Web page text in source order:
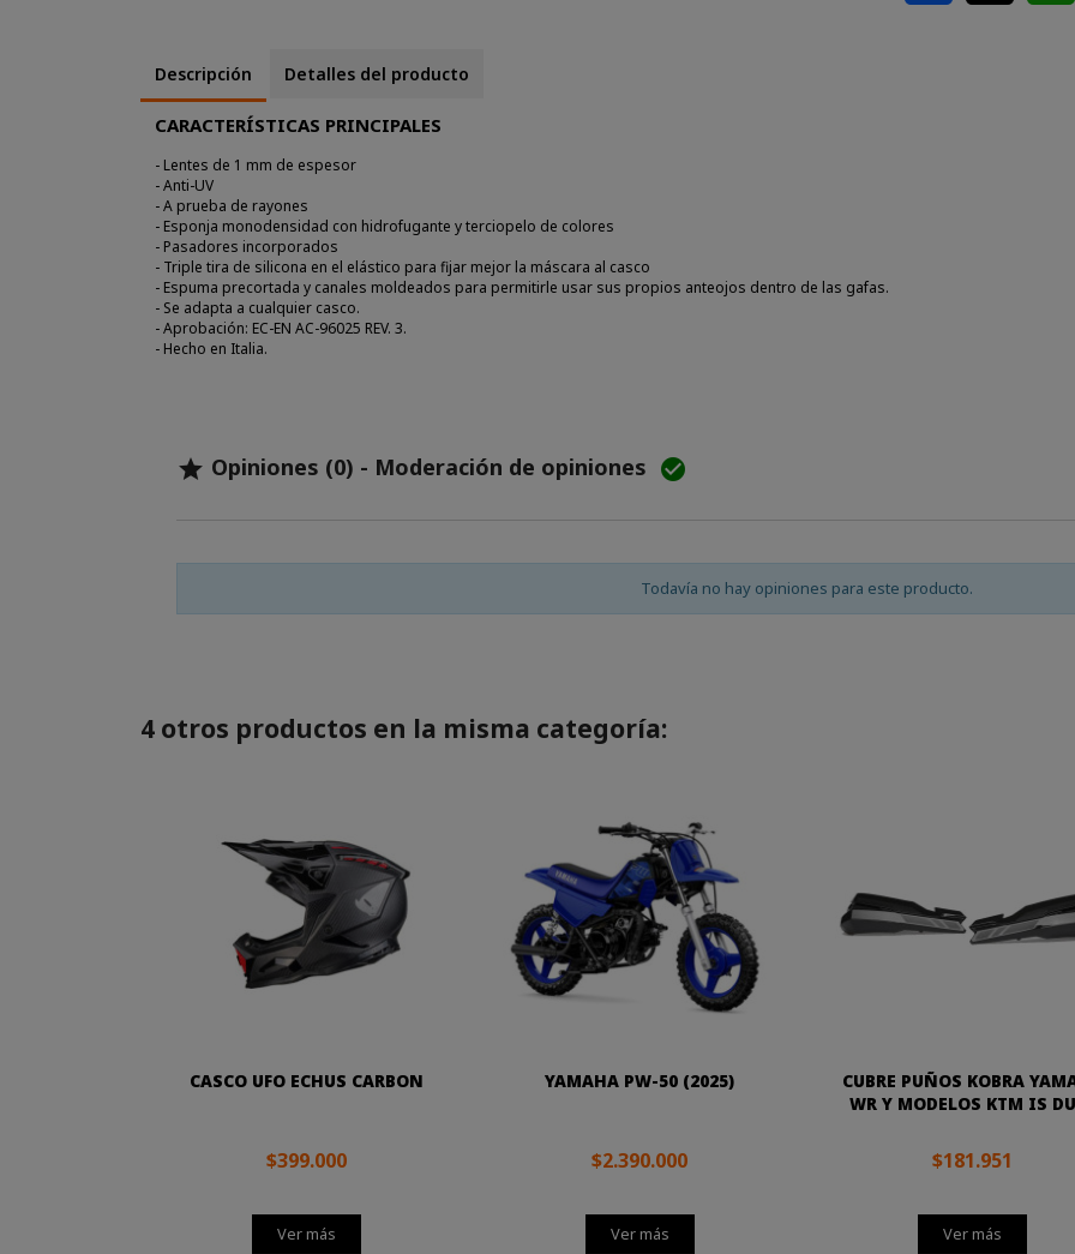
Descripción Detalles del producto
CARACTERÍSTICAS PRINCIPALES
- Lentes de 1 mm de espesor
- Anti-UV
- A prueba de rayones
- Esponja monodensidad con hidrofugante y terciopelo de colores
- Pasadores incorporados
- Triple tira de silicona en el elástico para fijar mejor la máscara al casco
- Espuma precortada y canales moldeados para permitirle usar sus propios anteojos dentro de las gafas.
- Se adapta a cualquier casco.
- Aprobación: EC-EN AC-96025 REV. 3.
- Hecho en Italia.
 Opiniones (0) - Moderación de opiniones 
Todavía no hay opiniones para este producto.
4 otros productos en la misma categoría:
CASCO UFO ECHUS CARBON
$399.000
Ver más
YAMAHA PW-50 (2025)
$2.390.000
Ver más
CUBRE PUÑOS KOBRA
WR Y MODELOS KTM IS
$181.951
Ver más